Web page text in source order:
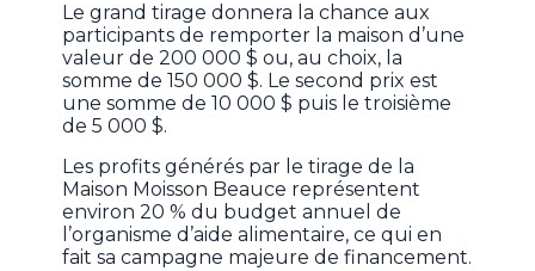
Le grand tirage donnera la chance aux
participants de remporter la maison d’une
valeur de 200 000 $ ou, au choix, la
somme de 150 000 $. Le second prix est
une somme de 10 000 $ puis le troisième
de 5 000 $.
Les profits générés par le tirage de la
Maison Moisson Beauce représentent
environ 20 % du budget annuel de
l’organisme d’aide alimentaire, ce qui en
fait sa campagne majeure de financement.